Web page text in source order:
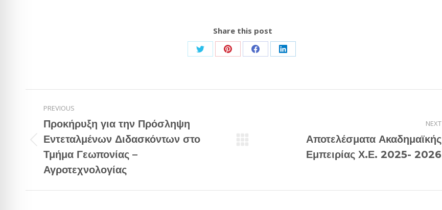
Share this post
Share
Twitter
Share
Pinterest
Share
Facebook
Share
LinkedIn
navigation
PREVIOUS
Previous
post:
Προκήρυξη για την Πρόσληψη
Εντεταλμένων Διδασκόντων στο
Τμήμα Γεωπονίας –
Αγροτεχνολογίας
NEXT
Αποτελέσματα Ακαδημαϊκής
Εμπειρίας Χ.Ε. 2025- 2026